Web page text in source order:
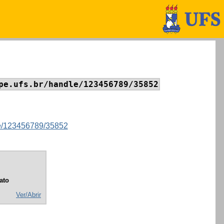
handle/123456789/35852
123456789/35852
Ver/Abrir